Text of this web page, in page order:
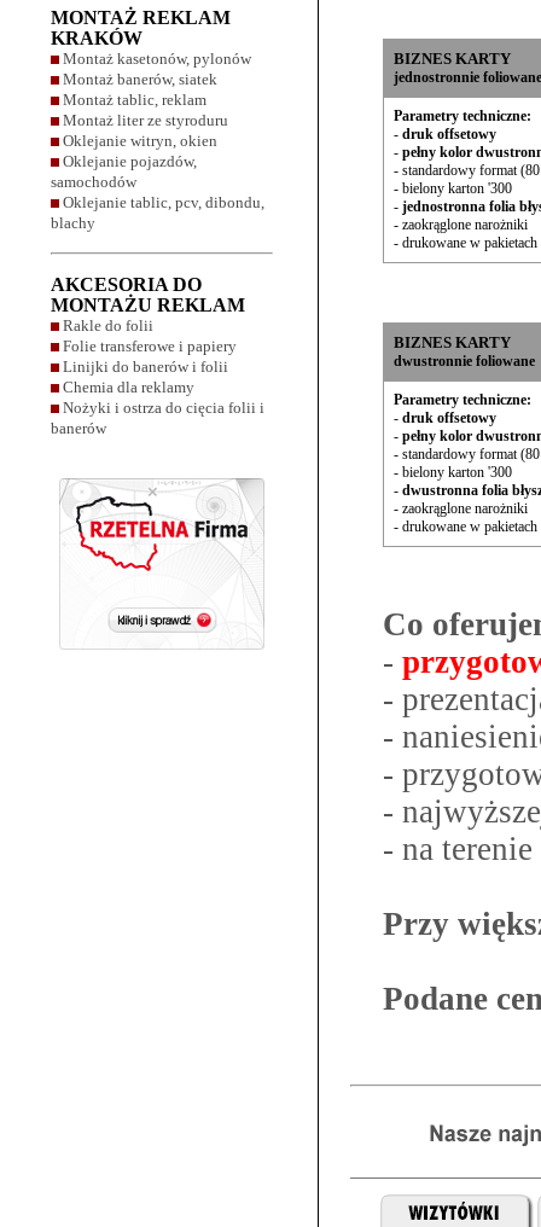
MONTAŻ REKLAM
KRAKÓW
Montaż kasetonów, pylonów
Montaż banerów, siatek
Montaż tablic, reklam
Montaż liter ze styroduru
Oklejanie witryn, okien
Oklejanie pojazdów,
samochodów
Oklejanie tablic, pcv, dibondu,
blachy
AKCESORIA DO
MONTAŻU REKLAM
Rakle do folii
Folie transferowe i papiery
Linijki do banerów i folii
Chemia dla reklamy
Nożyki i ostrza do cięcia folii i
banerów
BIZNES KARTY
jednostronnie foliowane
Parametry techniczne:
- druk offsetowy
- pełny kolor
- standardowy format
- bielony karton '300
- jednostronna folia
- zaokrąglone narożniki
- drukowane w pakietach
BIZNES KARTY
dwustronnie foliowane
Parametry techniczne:
- druk offsetowy
- pełny kolor
- standardowy format
- bielony karton '300
- dwustronna folia
- zaokrąglone narożniki
- drukowane w pakietach
Co
-
-
-
-
-
- na
Przy
Podane